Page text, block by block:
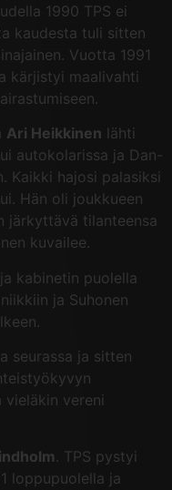
1990 TPS ei
kaudesta tuli sitten
Vuotta 1991
kärjistyi maalivahti
Ari Heikkinen lähti
autokolarissa ja Dan-
Kaikki hajosi palasiksi
Hän oli joukkueen
järkyttävä tilanteensa
kuvailee.
kabinetin puolella
ja Suhonen
seurassa ja sitten
vieläkin vereni
. TPS pystyi
loppupuolella ja